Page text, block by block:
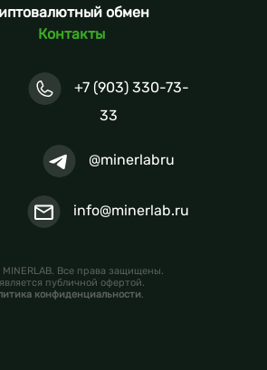
обмен
Контакты
+7 (903) 330-73-
33
@minerlabru
info@minerlab.ru
Все права защищены.
публичной офертой.
конфиденциальности.